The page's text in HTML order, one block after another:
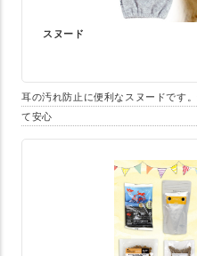
スヌード
耳の汚れ防止に便利なスヌードです
て安心